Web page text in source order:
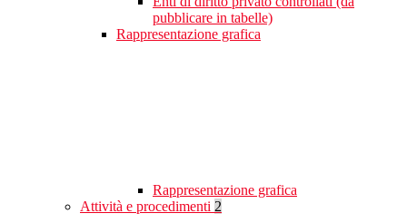
pubblicare in tabelle)
Rappresentazione grafica
Rappresentazione grafica
Attività e procedimenti 2